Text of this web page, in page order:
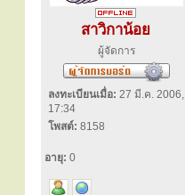
สาวิกาน้อย
ผู้จัดการ
ลงทะเบียนเมื่อ: 27 มี.ค. 2006,
17:34
โพสต์: 8158
อายุ: 0